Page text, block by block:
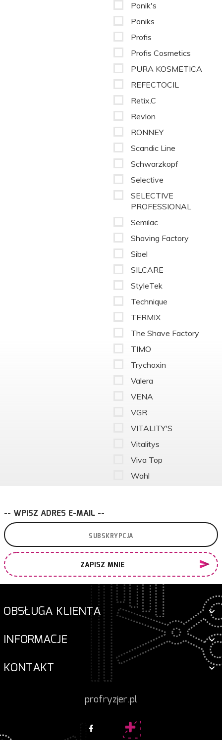
Ponik's
Poniks
Profis
Profis Cosmetics
PURA KOSMETICA
REFECTOCIL
Retix.C
Revlon
RONNEY
Scandic Line
Schwarzkopf
Selective
SELECTIVE
PROFESSIONAL
Semilac
Shaving Factory
Sibel
SILCARE
StyleTek
Technique
TERMIX
The Shave Factory
TIMO
Trychoxin
Valera
VENA
VGR
VITALITY'S
Vitalitys
Viva Top
Wahl
-- WPISZ ADRES E-MAIL --
ZAPISZ MNIE
OBSŁUGA KLIENTA
INFORMACJE
KONTAKT
profryzjer.pl